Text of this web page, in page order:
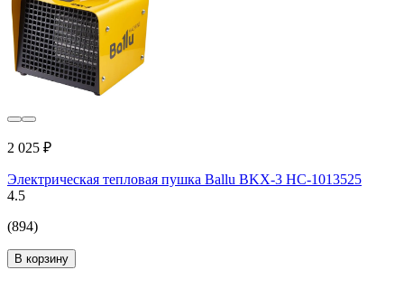
2 025 ₽
Электрическая тепловая пушка Ballu BKX-3 НС-1013525
4.5
(894)
В корзину